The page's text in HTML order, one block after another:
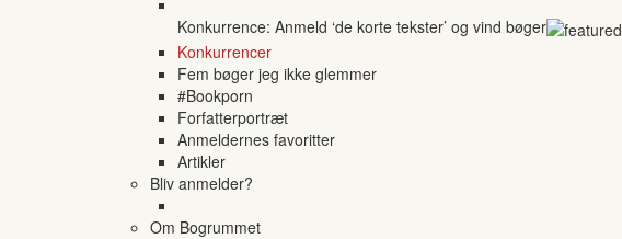
Konkurrence: Anmeld ‘de korte tekster’ og vind bøger
Konkurrencer
Fem bøger jeg ikke glemmer
#Bookporn
Forfatterportræt
Anmeldernes favoritter
Artikler
Bliv anmelder?
Om Bogrummet